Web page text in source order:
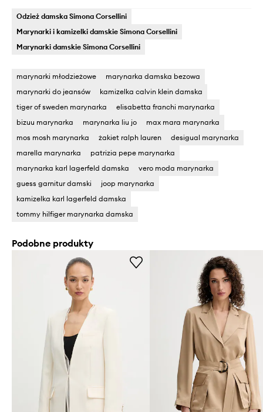
Odzież damska Simona Corsellini
Marynarki i kamizelki damskie Simona Corsellini
Marynarki damskie Simona Corsellini
marynarki młodzieżowe
marynarka damska bezowa
marynarki do jeansów
kamizelka calvin klein damska
tiger of sweden marynarka
elisabetta franchi marynarka
bizuu marynarka
marynarka liu jo
max mara marynarka
mos mosh marynarka
żakiet ralph lauren
desigual marynarka
marella marynarka
patrizia pepe marynarka
marynarka karl lagerfeld damska
vero moda marynarka
guess garnitur damski
joop marynarka
kamizelka karl lagerfeld damska
tommy hilfiger marynarka damska
Podobne produkty